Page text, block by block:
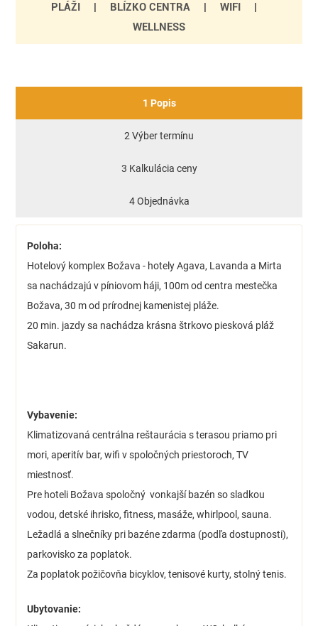
PLÁŽI
| BLÍZKO CENTRA | WIFI
|
WELLNESS
1 Popis
2 Výber termínu
3 Kalkulácia ceny
4 Objednávka
Poloha:
Hotelový komplex Božava - hotely Agava, Lavanda a Mirta
sa nachádzajú v píniovom háji, 100m od centra mestečka
Božava, 30 m od prírodnej kamenistej pláže.
20 min. jazdy sa nachádza krásna štrkovo piesková pláž
Sakarun.
Vybavenie:
Klimatizovaná centrálna reštaurácia s terasou priamo pri
mori, aperitív bar, wifi v spoločných priestoroch, TV
miestnosť.
Pre hoteli Božava spoločný vonkajší bazén so sladkou
vodou, detské ihrisko, fitness, masáže, whirlpool, sauna.
Ležadlá a slnečníky pri bazéne zdarma (podľa dostupnosti),
parkovisko za poplatok.
Za poplatok požičovňa bicyklov, tenisové kurty, stolný tenis.
Ubytovanie: